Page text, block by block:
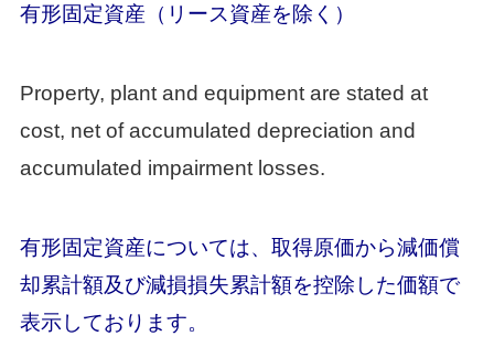
有形固定資産（リース資産を除く）
Property, plant and equipment are stated at
cost, net of accumulated depreciation and
accumulated impairment losses.
有形固定資産については、取得原価から減価償
却累計額及び減損損失累計額を控除した価額で
表示しております。